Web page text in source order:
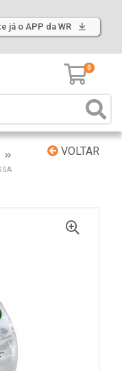
já o APP da WR
0
VOLTAR